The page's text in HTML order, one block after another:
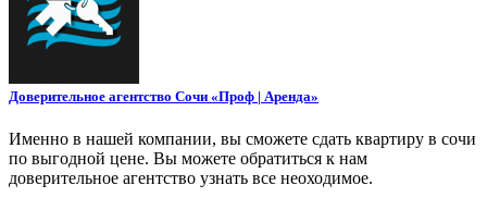
Доверительное агентство Сочи «Проф | Аренда»
Именно в нашей компании, вы сможете сдать квартиру в сочи
по выгодной цене. Вы можете обратиться к нам
доверительное агентство узнать все неоходимое.